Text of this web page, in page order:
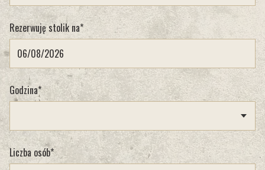
Rezerwuję stolik na*
Godzina*
Liczba osób*